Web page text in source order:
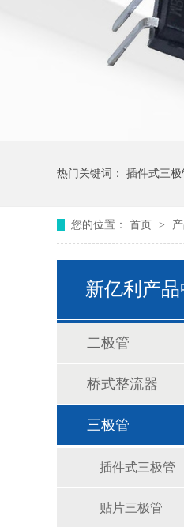
热门关键词： 插件式三极
您的位置： 首页 >
新亿利产
二极管
桥式整流器
三极管
插件式三极管
贴片三极管